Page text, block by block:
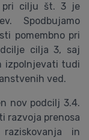
pri cilju št. 3 je
Spodbujamo
pomembno pri
cilja 3, saj
izpolnjevati tudi
ved.
nov podcilj 3.4.
razvoja prenosa
in